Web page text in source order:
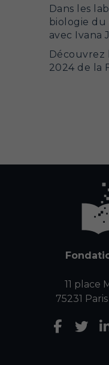
Dans les
biologie du
avec Ivana
Découvrez
2024 de la
11 place
75231